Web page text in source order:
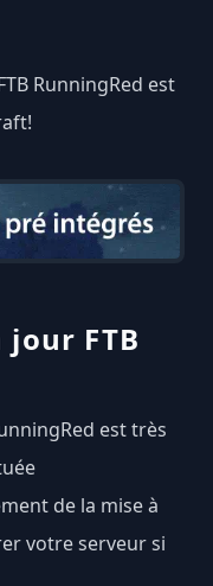
RunningRed est
FTB
est très
de la mise à
votre serveur si